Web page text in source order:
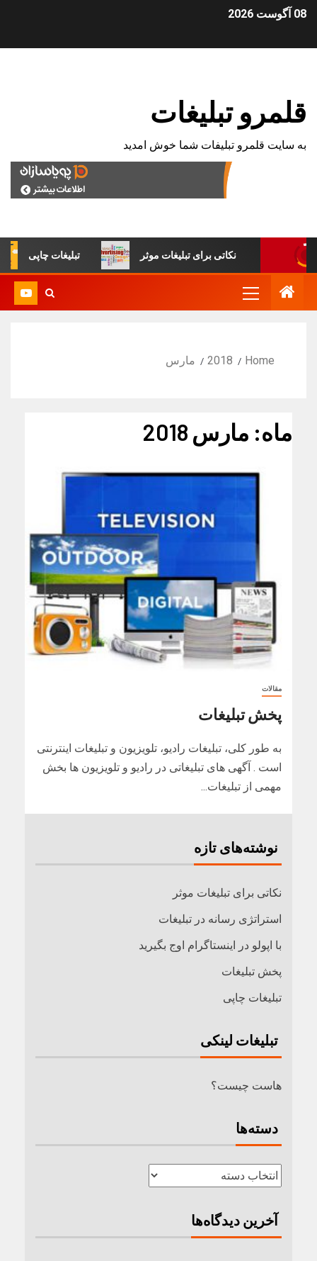
08 آگوست 2026
قلمرو تبلیغات
به سایت قلمرو تبلیفات شما خوش امدید
تبلیغات چاپی نکاتی برای تبلیغات موثر
Home
2018 مارس
ماه: مارس 2018
مقالات
پخش تبلیغات
به طور کلی، تبلیغات رادیو، تلویزیون و تبلیغات اینترنتی
است . آگهی های تبلیغاتی در رادیو و تلویزیون ها بخش
مهمی از تبلیغات...
نوشته‌های تازه
نکاتی برای تبلیغات موثر
استراتژی رسانه در تبلیغات
با اپولو در اینستاگرام اوج بگیرید
پخش تبلیغات
تبلیغات چاپی
تبلیغات لینکی
هاست چیست؟
دسته‌ها
آخرین دیدگاه‌ها